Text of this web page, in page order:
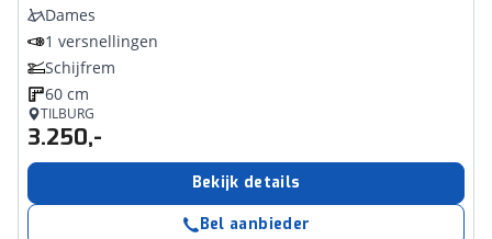
Dames
1 versnellingen
Schijfrem
60 cm
TILBURG
3.250,-
Bekijk details
Bel aanbieder